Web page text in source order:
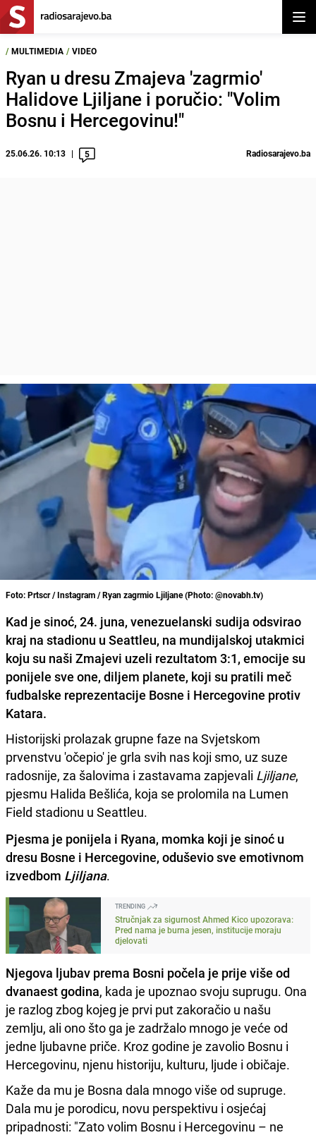
/ MULTIMEDIA / VIDEO
Ryan u dresu Zmajeva 'zagrmio'
Halidove Ljiljane i poručio: "Volim
Bosnu i Hercegovinu!"
25.06.26. 10:13 5 Radiosarajevo.ba
Foto: Prtscr / Instagram / Ryan zagrmio Ljiljane (Photo: @novabh.tv)
Kad je sinoć, 24. juna, venezuelanski sudija odsvirao
kraj na stadionu u Seattleu, na mundijalskoj utakmici
koju su naši Zmajevi uzeli rezultatom 3:1, emocije su
ponijele sve one, diljem planete, koji su pratili meč
fudbalske reprezentacije Bosne i Hercegovine protiv
Katara.
Historijski prolazak grupne faze na Svjetskom
prvenstvu 'očepio' je grla svih nas koji smo, uz suze
radosnije, za šalovima i zastavama zapjevali Ljiljane,
pjesmu Halida Bešlića, koja se prolomila na Lumen
Field stadionu u Seattleu.
Pjesma je ponijela i Ryana, momka koji je sinoć u
dresu Bosne i Hercegovine, oduševio sve emotivnom
izvedbom Ljiljana.
TRENDING
Stručnjak za sigurnost Ahmed Kico upozorava:
Pred nama je burna jesen, institucije moraju
djelovati
Njegova ljubav prema Bosni počela je prije više od
dvanaest godina, kada je upoznao svoju suprugu. Ona
je razlog zbog kojeg je prvi put zakoračio u našu
zemlju, ali ono što ga je zadržalo mnogo je veće od
jedne ljubavne priče. Kroz godine je zavolio Bosnu i
Hercegovinu, njenu historiju, kulturu, ljude i običaje.
Kaže da mu je Bosna dala mnogo više od supruge.
Dala mu je porodicu, novu perspektivu i osjećaj
pripadnosti: "Zato volim Bosnu i Hercegovinu – ne